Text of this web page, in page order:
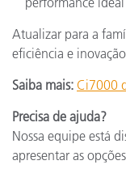
Atualizar para a
eficiência e
Saiba mais: Ci7000
Precisa de ajuda?
Nossa equipe está
apresentar as